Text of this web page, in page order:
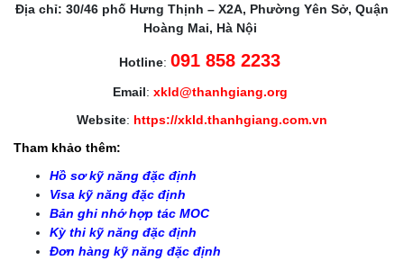
Địa chỉ: 30/46 phố Hưng Thịnh – X2A, Phường Yên Sở, Quận
Hoàng Mai, Hà Nội
Hotline: 091 858 2233
Email: xkld@thanhgiang.org
Website: https://xkld.thanhgiang.com.vn
Tham khảo thêm:
Hồ sơ kỹ năng đặc định
Visa kỹ năng đặc định
Bản ghi nhớ hợp tác MOC
Kỳ thi kỹ năng đặc định
Đơn hàng kỹ năng đặc định